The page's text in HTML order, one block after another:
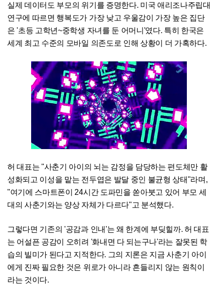
실제 데이터도 부모의 위기를 증명한다. 미국 애리조나주립대
연구에 따르면 행복도가 가장 낮고 우울감이 가장 높은 집단
은 '초등 고학년~중학생 자녀를 둔 어머니'였다. 특히 한국은
세계 최고 수준의 모바일 의존도로 인해 상황이 더 가혹하다.
허 대표는 "사춘기 아이의 뇌는 감정을 담당하는 편도체만 활
성화되고 이성을 맡는 전두엽은 발달 중인 불균형 상태"라며,
"여기에 스마트폰이 24시간 도파민을 쏟아붓고 있어 부모 세
대의 사춘기와는 양상 자체가 다르다"고 분석했다.
그렇다면 기존의 '공감과 인내'는 왜 한계에 부딪힐까. 허 대표
는 어설픈 공감이 오히려 '화내면 다 되는구나'라는 잘못된 학
습의 빌미가 된다고 지적한다. 그의 지론은 지금 사춘기 아이
에게 진짜 필요한 것은 위로가 아니라 흔들리지 않는 원칙이
라는 것이다.